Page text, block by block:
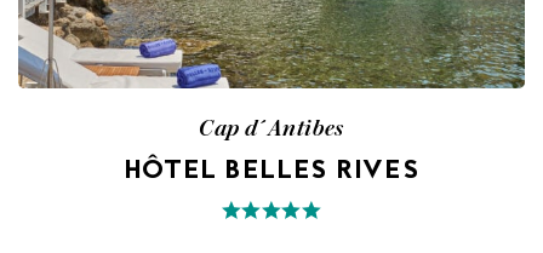
Cap d´Antibes
HÔTEL BELLES RIVES